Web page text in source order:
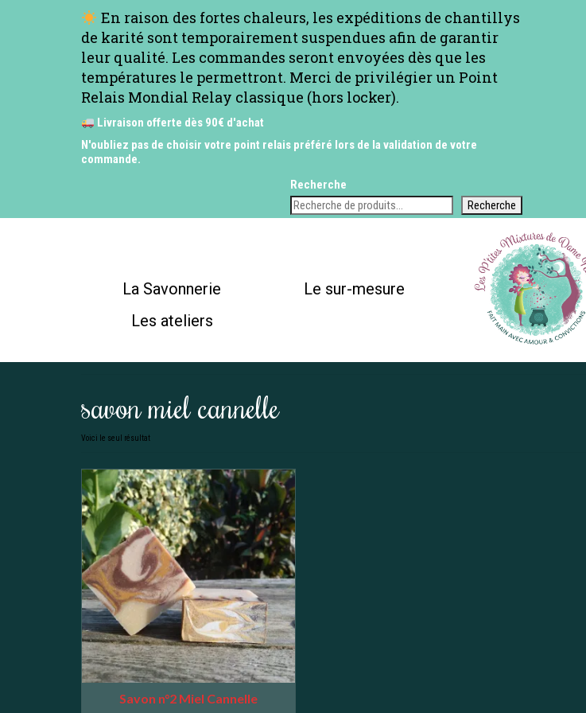
En raison des fortes chaleurs, les expéditions de chantillys
de karité sont temporairement suspendues afin de garantir
leur qualité. Les commandes seront envoyées dès que les
températures le permettront. Merci de privilégier un Point
Relais Mondial Relay classique (hors locker).
Livraison offerte dès 90€ d'achat
N'oubliez pas de choisir votre point relais préféré lors de la validation de votre
commande.
Recherche
Recherche
La Savonnerie
Le sur-mesure
Les ateliers
savon miel cannelle
Voici le seul résultat
Savon n°2 Miel Cannelle